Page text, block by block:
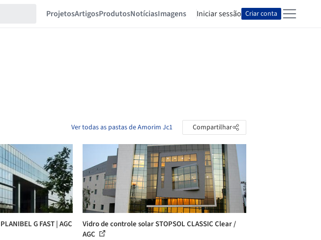
ProjetosArtigosProdutosNotíciasImagens Iniciar sessão Criar conta
Ver todas as pastas de Amorim Jc1 Compartilhar
G FAST | AGC
Vidro de controle solar STOPSOL CLASSIC Clear /
AGC